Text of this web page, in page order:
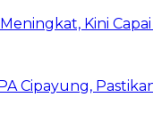
Kini Capai
Cipayung,